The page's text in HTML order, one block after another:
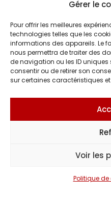
Gérer le
Pour offrir les meilleures
technologies telles que les
informations des appareils. Le
nous permettra de traiter des
de navigation ou les ID uniques
consentir ou de retirer son
sur certaines caractéristiques
Voir les
Politique